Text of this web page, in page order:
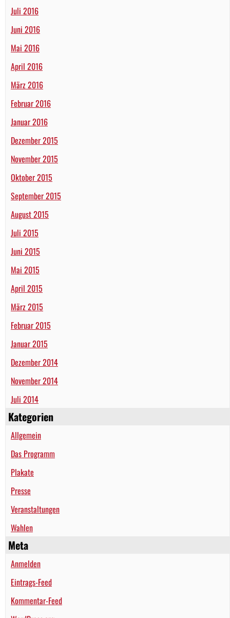
Juli 2016
Juni 2016
Mai 2016
April 2016
März 2016
Februar 2016
Januar 2016
Dezember 2015
November 2015
Oktober 2015
September 2015
August 2015
Juli 2015
Juni 2015
Mai 2015
April 2015
März 2015
Februar 2015
Januar 2015
Dezember 2014
November 2014
Juli 2014
Kategorien
Allgemein
Das Programm
Plakate
Presse
Veranstaltungen
Wahlen
Meta
Anmelden
Eintrags-Feed
Kommentar-Feed